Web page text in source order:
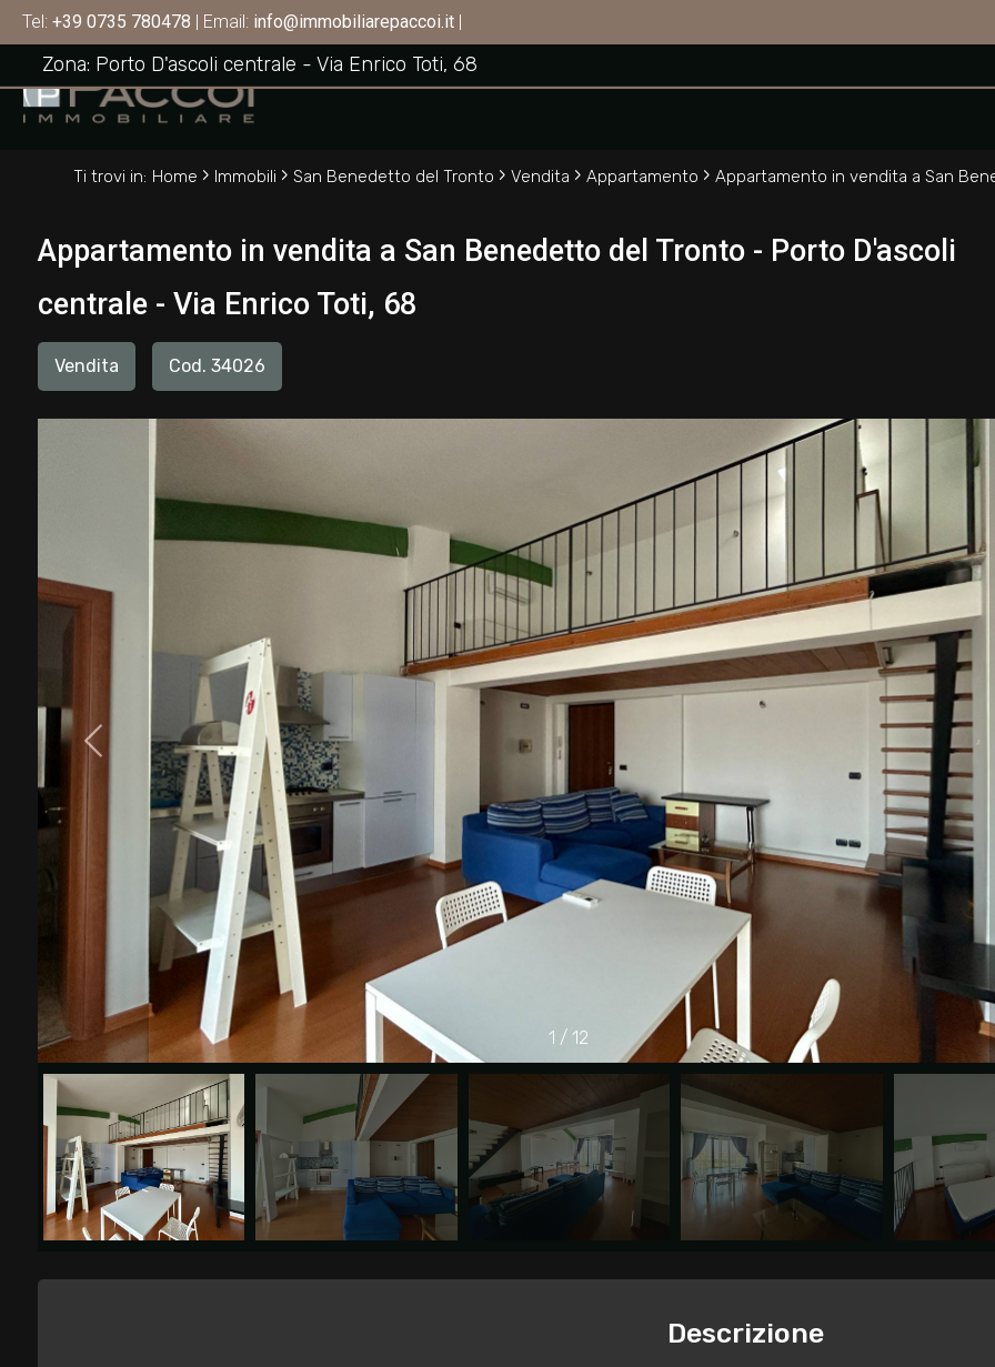
Tel: +39 0735 780478 | Email: info@immobiliarepaccoi.it |
SAN BENEDETTO DEL TRONTO
Zona: Porto D'ascoli centrale - Via Enrico Toti, 68
Ti trovi in: Home › Immobili › San Benedetto del Tronto › Vendita › Appartamento › Appartamento in vendita a San
Appartamento in vendita a San Benedetto del Tronto - Porto D'ascoli
centrale - Via Enrico Toti, 68
Vendita Cod. 34026
1 / 12
Descrizione
HOME
SIAMO
IMMOBILI
SERVIZI
CONTATTI
Codice
Contratto
Vendita
Affitto
Comune
Tipologia
-
Commerciali
Industriali
Terreni